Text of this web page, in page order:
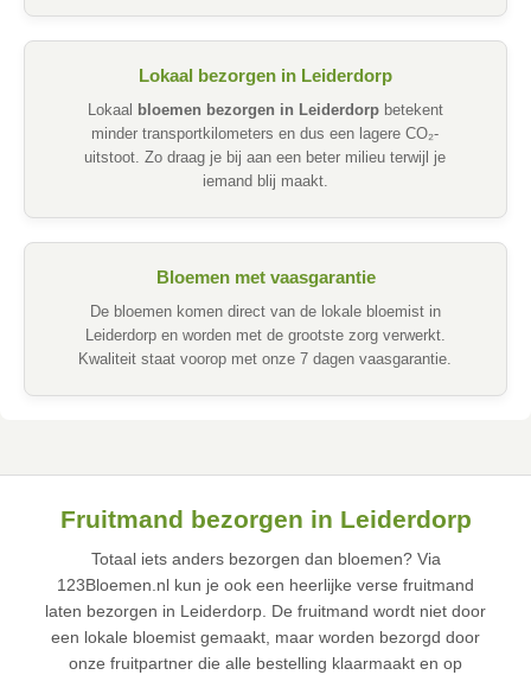
Lokaal bezorgen in Leiderdorp
Lokaal bloemen bezorgen in Leiderdorpbetekent
minder transportkilometers en dus een lagere CO₂-
uitstoot. Zo draag je bij aan een beter milieu terwijl je
iemand blij maakt.
Bloemen met vaasgarantie
De bloemen komen direct van de lokale bloemist in
Leiderdorp en worden met de grootste zorg verwerkt.
Kwaliteit staat voorop met onze 7 dagen vaasgarantie.
Fruitmand bezorgen in Leiderdorp
Totaal iets anders bezorgen dan bloemen? Via
123Bloemen.nl kun je ook een heerlijke verse fruitmand
laten bezorgen in Leiderdorp. De fruitmand wordt niet door
een lokale bloemist gemaakt, maar worden bezorgd door
onze fruitpartner die alle bestelling klaarmaakt en op